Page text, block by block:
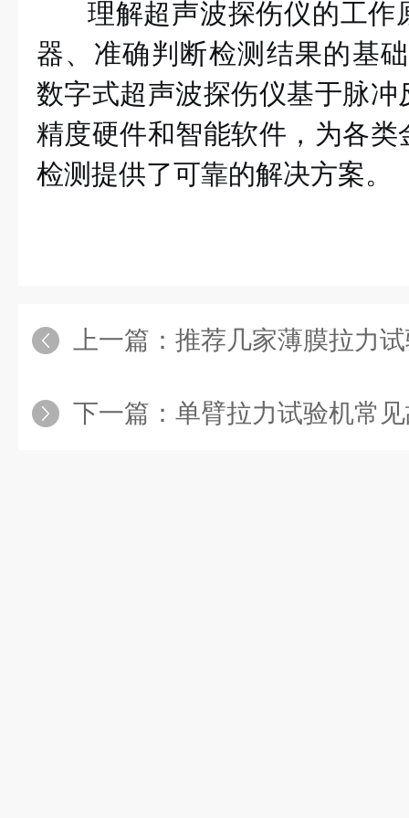
理解超声波探伤仪的工作
器、准确判断检测结果的基
数字式超声波探伤仪基于脉
精度硬件和智能软件，为各
检测提供了可靠的解决方案。
上一篇： 推荐几家薄膜拉力
下一篇： 单臂拉力试验机常